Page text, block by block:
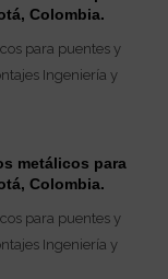
Colombia.
metálicos para
Colombia.